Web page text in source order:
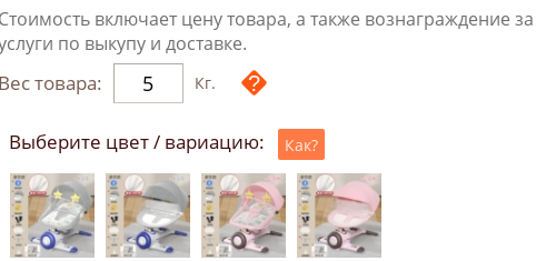
Стоимость включает цену товара, а также вознаграждение за
по выкупу и доставке.
Вес товара: Кг.
Выберите цвет / вариацию: Как?